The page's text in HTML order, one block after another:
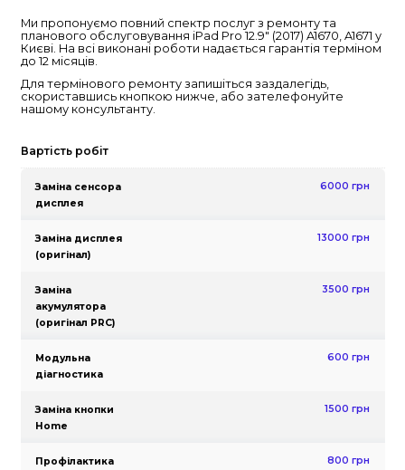
Гарантії на ремонт
👨‍💻 Консультація
Ремонт iPad Pro 12.9″
A1671
Ми пропонуємо повний спектр послуг з
планового обслуговування iPad Pro 12.9″ (2017)
Києві. На всі виконані роботи надається
до 12 місяців.
Для термінового ремонту запишіться
скориставшись кнопкою нижче, або
Вартість робіт